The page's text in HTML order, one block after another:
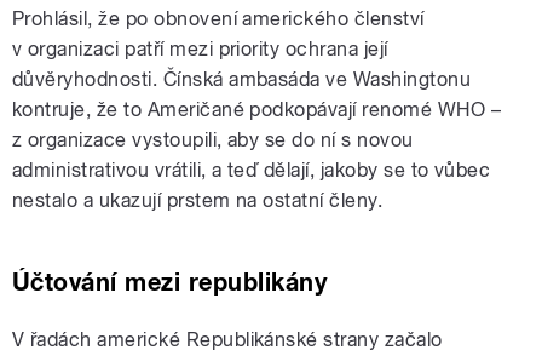
Prohlásil, že po obnovení amerického členství
v organizaci patří mezi priority ochrana její
důvěryhodnosti. Čínská ambasáda ve Washingtonu
kontruje, že to Američané podkopávají renomé WHO –
z organizace vystoupili, aby se do ní s novou
administrativou vrátili, a teď dělají, jakoby se to vůbec
nestalo a ukazují prstem na ostatní členy.
Účtování mezi republikány
V řadách americké Republikánské strany začalo